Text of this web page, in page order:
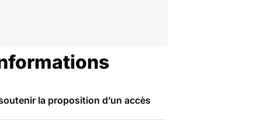
la proposition d’un accès